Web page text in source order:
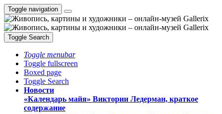
Toggle navigation
Toggle Search
Toggle menubar
Toggle fullscreen
Boxed page
Toggle Search
Новости
«Календарь майя» Виктории Ледерман, краткое
содержание